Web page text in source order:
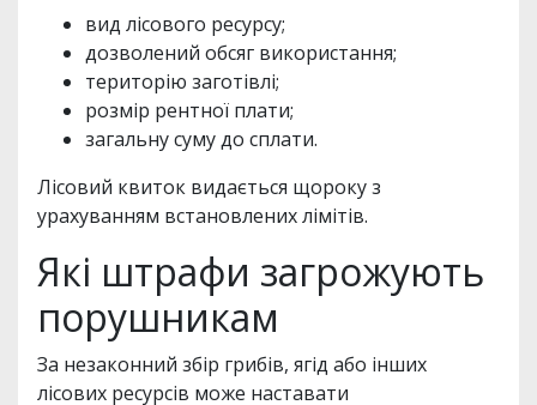
вид лісового ресурсу;
дозволений обсяг використання;
територію заготівлі;
розмір рентної плати;
загальну суму до сплати.
Лісовий квиток видається щороку з
урахуванням встановлених лімітів.
Які штрафи загрожують
порушникам
За незаконний збір грибів, ягід або інших
лісових ресурсів може наставати